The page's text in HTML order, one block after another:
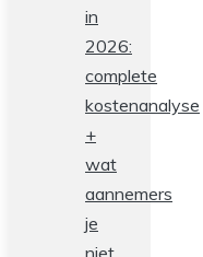
in
2026:
complete
kostenanalyse
+
wat
aannemers
je